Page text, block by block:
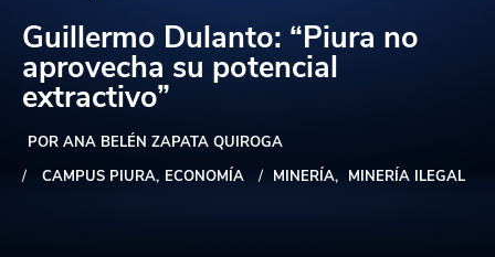
Guillermo Dulanto: “Piura no
aprovecha su potencial
extractivo”
POR ANA BELÉN ZAPATA QUIROGA
CAMPUS PIURA ECONOMÍA MINERÍA MINERÍA ILEGAL